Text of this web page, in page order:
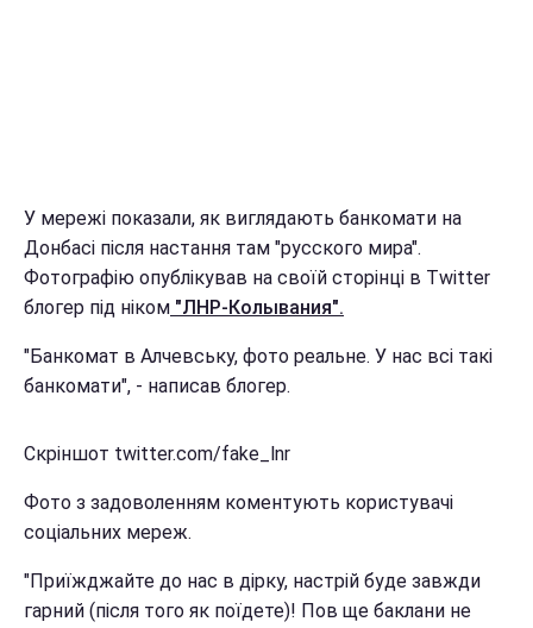
У мережі показали, як виглядають банкомати на
Донбасі після настання там "русского мира".
Фотографію опублікував на своїй сторінці в Twitter
блогер під ніком "ЛНР-Колывания".
"Банкомат в Алчевську, фото реальне. У нас всі такі
банкомати", - написав блогер.
Скріншот twitter.com/fake_lnr
Фото з задоволенням коментують користувачі
соціальних мереж.
"Приїжджайте до нас в дірку, настрій буде завжди
гарний (після того як поїдете)! Пов ще баклани не